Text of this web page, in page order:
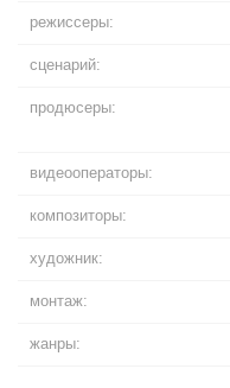
режиссеры:
сценарий:
продюсеры:
видеооператоры:
композиторы:
художник:
монтаж:
жанры: